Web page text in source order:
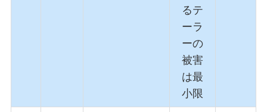
るテ
ーラ
ーの
被害
は最
小限